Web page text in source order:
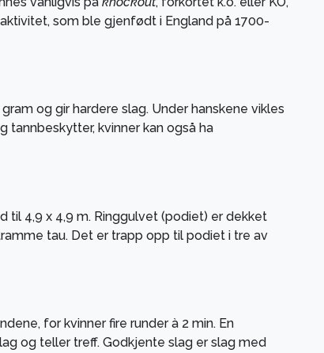
som ble gjenfødt i England på 1700-
og gir hardere slag. Under hanskene vikles
kvinner kan også ha
til 4,9 x 4,9 m. Ringgulvet (podiet) er dekket
tau. Det er trapp opp til podiet i tre av
for kvinner fire runder à 2 min. En
og teller treff. Godkjente slag er slag med